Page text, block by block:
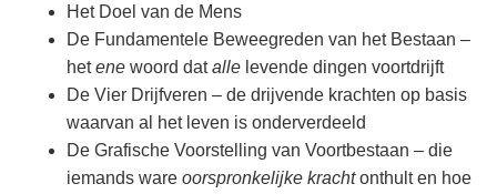
Het Doel van de Mens
De Fundamentele Beweegreden van het Bestaan –
hetene woord datalle levende dingen voortdrijft
De Vier Drijfveren – de drijvende krachten op basis
waarvan al het leven is onderverdeeld
De Grafische Voorstelling van Voortbestaan – die
iemands ware oorspronkelijke krachtonthult en hoe